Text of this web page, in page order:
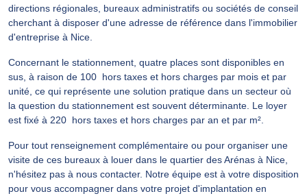
directions régionales, bureaux administratifs ou sociétés de conseil
cherchant à disposer d'une adresse de référence dans l'immobilier
d'entreprise à Nice.
Concernant le stationnement, quatre places sont disponibles en
sus, à raison de 100  hors taxes et hors charges par mois et par
unité, ce qui représente une solution pratique dans un secteur où
la question du stationnement est souvent déterminante. Le loyer
est fixé à 220  hors taxes et hors charges par an et par m².
Pour tout renseignement complémentaire ou pour organiser une
visite de ces bureaux à louer dans le quartier des Arénas à Nice,
n'hésitez pas à nous contacter. Notre équipe est à votre disposition
pour vous accompagner dans votre projet d'implantation en